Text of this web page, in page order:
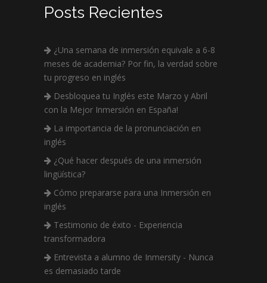
Posts Recientes
¿Una semana de inmersión equivale a 6-8
meses de academia? Por fin, la verdad sobre
tu progreso en inglés
Desbloquea tu Inglés este Marzo y Abril
con la Mejor Inmersión en España!
La importancia de la pronunciación en
inglés
¿Qué hacer después de una inmersión
lingüística?
Cómo prepararse para una Inmersión en
inglés
Testimonio de éxito - Experiencia
transformadora
Entrevista a alumno de Inmersity - Nunca
es demasiado tarde